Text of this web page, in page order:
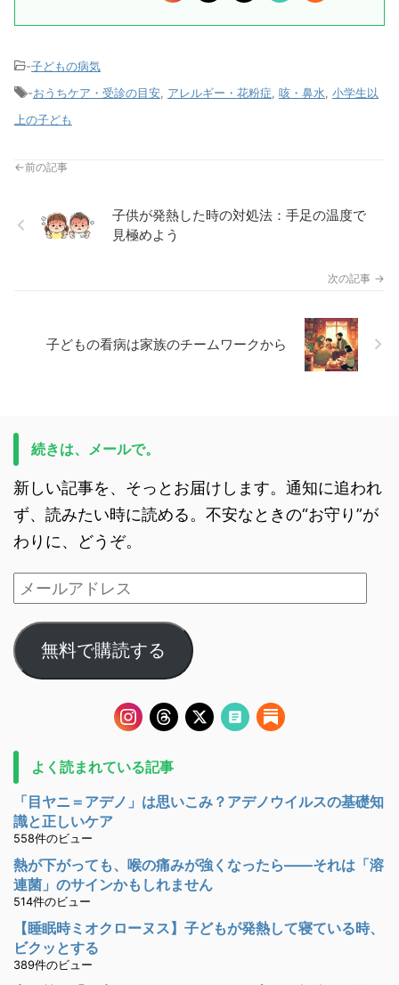
-子どもの病気
-おうちケア・受診の目安 アレルギー・花粉症 咳・鼻水 小学生以
上の子ども
子供が発熱した時の対処法：手足の温度で
見極めよう
子どもの看病は家族のチームワークから
続きは、メールで。
新しい記事を、そっとお届けします。通知に追われ
ず、読みたい時に読める。不安なときの“お守り”が
わりに、どうぞ。
無料で購読する
よく読まれている記事
「目ヤニ＝アデノ」は思いこみ？アデノウイルスの基礎知
識と正しいケア
558件のビュー
熱が下がっても、喉の痛みが強くなったら――それは「溶
連菌」のサインかもしれません
514件のビュー
【睡眠時ミオクローヌス】子どもが発熱して寝ている時、
ビクッとする
389件のビュー